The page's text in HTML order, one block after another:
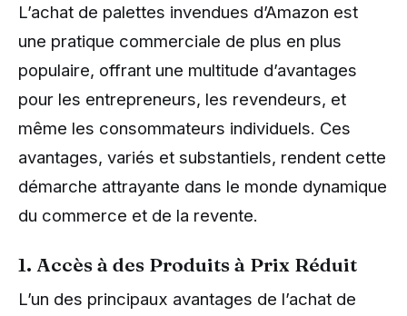
L’achat de palettes invendues d’Amazon est
une pratique commerciale de plus en plus
populaire, offrant une multitude d’avantages
pour les entrepreneurs, les revendeurs, et
même les consommateurs individuels. Ces
avantages, variés et substantiels, rendent cette
démarche attrayante dans le monde dynamique
du commerce et de la revente.
1. Accès à des Produits à Prix Réduit
L’un des principaux avantages de l’achat de